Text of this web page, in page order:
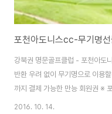
포천아도니스cc-무기명선
강북권 명문골프클럽 - 포천아도
반환 우려 없이 무기명으로 이용
까지 결제 가능한 만능 회원권 ※
(주)아도니스 개장일 1999년 4
2016. 10. 14.